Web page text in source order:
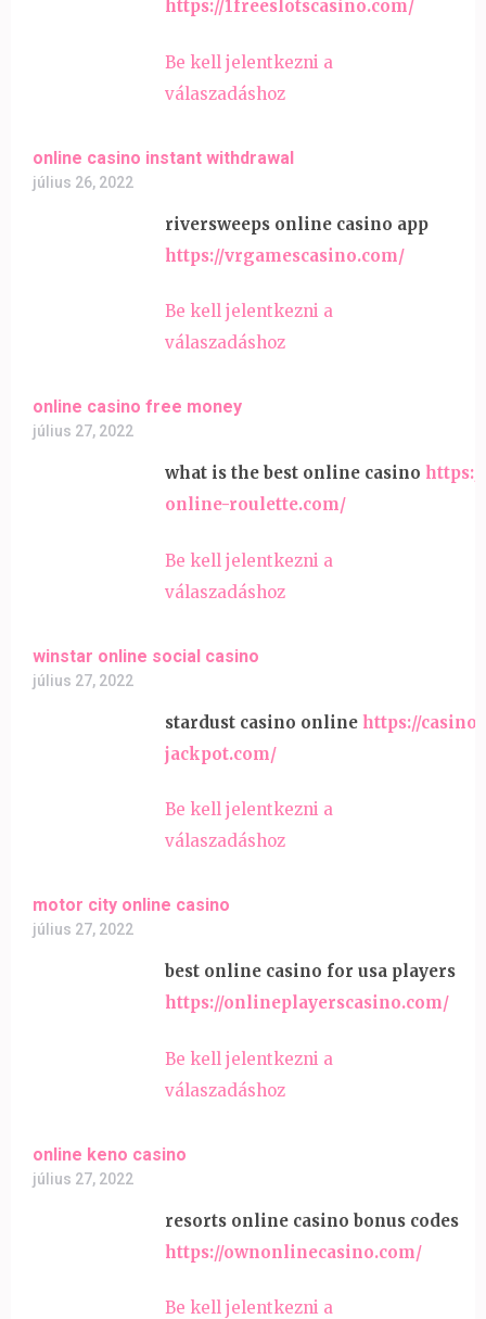
https://1freeslotscasino.com/
Be kell jelentkezni a
válaszadáshoz
online casino instant withdrawal
július 26, 2022
riversweeps online casino app
https://vrgamescasino.com/
Be kell jelentkezni a
válaszadáshoz
online casino free money
július 27, 2022
what is the best online casino
online-roulette.com/
Be kell jelentkezni a
válaszadáshoz
winstar online social casino
július 27, 2022
stardust casino online https://
jackpot.com/
Be kell jelentkezni a
válaszadáshoz
motor city online casino
július 27, 2022
best online casino for usa players
https://onlineplayerscasino.com/
Be kell jelentkezni a
válaszadáshoz
online keno casino
július 27, 2022
resorts online casino bonus codes
https://ownonlinecasino.com/
Be kell jelentkezni a